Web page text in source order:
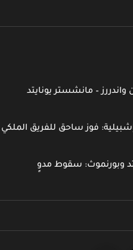
– مانشستر يونايتد
فوز ساحق للفريق الملكي
وبورنموث: سقوط مدوٍ